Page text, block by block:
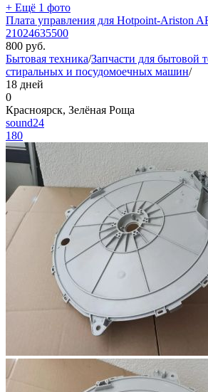
+ Ещё 1 фото
Плата управления для Hotpoint-Ariston
21024635500
800 руб.
Бытовая техника/Запчасти для бытовой
стиральных и посудомоечных машин/
18 дней
0
Красноярск, Зелёная Роща
sound24
180